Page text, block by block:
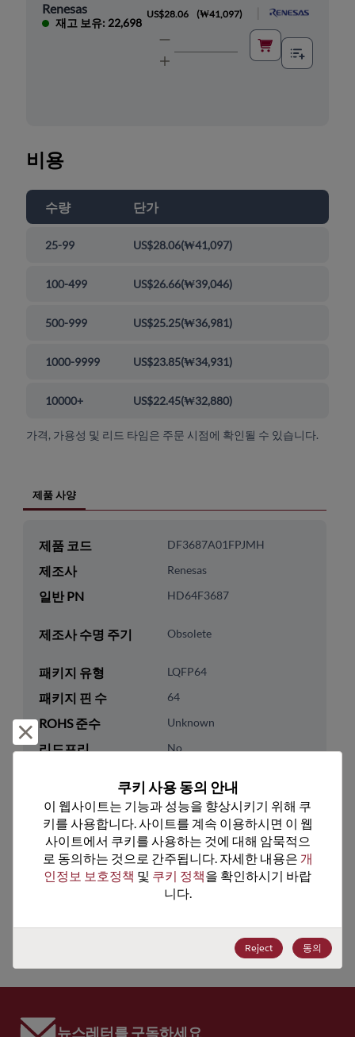
Renesas
재고 보유: 22,698
US$28.06 (₩41,097)
비용
수량 단가
25-99 US$28.06(₩41,097)
100-499 US$26.66(₩39,046)
500-999 US$25.25(₩36,981)
1000-9999 US$23.85(₩34,931)
10000+ US$22.45(₩32,880)
가격, 가용성 및 리드 타임은 주문 시점에 확인될 수 있습니다.
제품 사양
제품 코드 DF3687A01FPJMH
제조사 Renesas
일반 PN HD64F3687
제조사 수명 주기 Obsolete
패키지 유형 LQFP64
패키지 핀 수 64
ROHS 준수 Unknown
리드프리 No
기술 카테고리 Processor & Peripheral
기술 하위 카테고리 MCU & MPU
기술 그룹 16-Bit
8542.31.0020
ECCN EAR99
뉴스레터를 구독하세요
거부 및 닫기
쿠키 사용 동의 안내
이 웹사이트는 기능과 성능을 향상시키기 위해 쿠
키를 사용합니다. 사이트를 계속 이용하시면 이 웹
사이트에서 쿠키를 사용하는 것에 대해 암묵적으
로 동의하는 것으로 간주됩니다. 자세한 내용은 개
인정보 보호정책 및 쿠키 정책을 확인하시기 바랍
니다.
Reject 동의